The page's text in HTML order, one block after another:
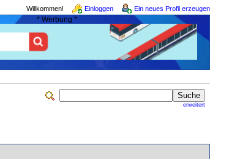
Willkommen! Einloggen Ein neues Profil erzeugen
* Werbung *
erweitert